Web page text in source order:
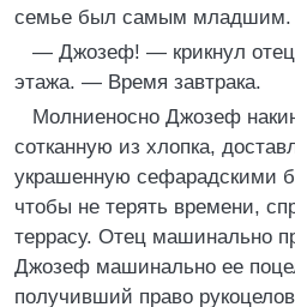
семье был самым младшим.
— Джозеф! — крикнул отец
этажа. — Время завтрака.
Молниеносно Джозеф
сотканную из хлопка,
украшенную сефарадскими
чтобы не терять времени,
террасу. Отец машинально
Джозеф машинально ее
получивший право